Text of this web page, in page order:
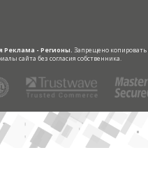
Реклама - Регионы. Запрещено копировать
сайта без согласия собственника.